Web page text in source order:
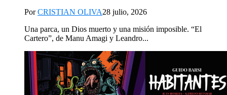
PorCRISTIAN OLIVA28 julio, 2026
Una parca, un Dios muerto y una misión imposible. “El
Cartero”, de Manu Amagi y Leandro...